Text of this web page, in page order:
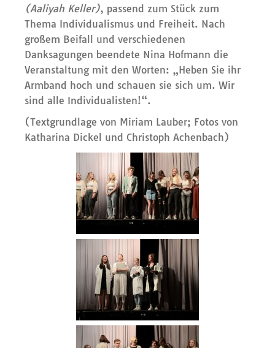
(Aaliyah Keller), passend zum Stück zum
Thema Individualismus und Freiheit. Nach
großem Beifall und verschiedenen
Danksagungen beendete Nina Hofmann die
Veranstaltung mit den Worten: „Heben Sie ihr
Armband hoch und schauen sie sich um. Wir
sind alle Individualisten!“.
(Textgrundlage von Miriam Lauber; Fotos von
Katharina Dickel und Christoph Achenbach)